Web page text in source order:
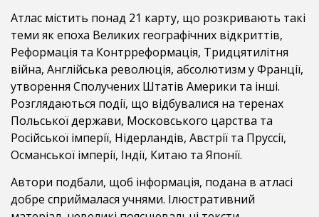
Атлас містить понад 21 карту, що розкривають такі
теми як епоха Великих географічних відкриттів,
Реформація та Контрреформація, Тридцятилітня
війна, Англійська революція, абсолютизм у Франції,
утворення Сполучених Штатів Америки та інші.
Розглядаються події, що відбувалися на теренах
Польської держави, Московського царства та
Російської імперії, Нідерландів, Австрії та Пруссії,
Османської імперії, Індії, Китаю та Японії.
Автори подбали, щоб інформація, подана в атласі
добре сприймалася учнями. Ілюстративний